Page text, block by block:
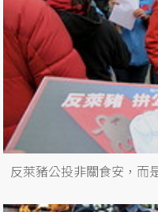
反萊豬公投非關食安，而